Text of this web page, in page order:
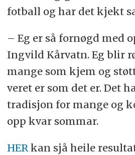
fotball og har det kjekt
– Eg er så fornøgd med
Ingvild Kårvatn. Eg blir
mange som kjem og
veret er som det er. Det
tradisjon for mange og
opp kvar sommar.
HERkan sjå heile